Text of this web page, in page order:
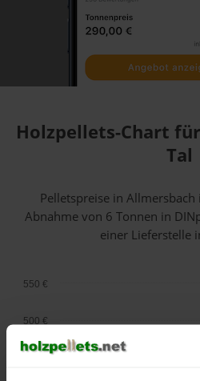
Holzpellets-Chart
Tal
Pelletspreise in
Abnahmevon 6 Tonnen in
einer Lieferstelle
500 €
550 €